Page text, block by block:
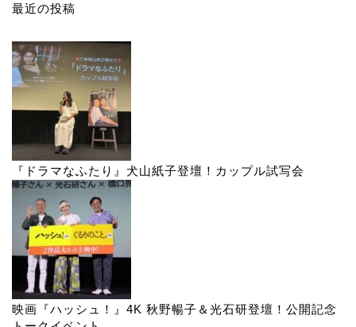
最近の投稿
『ドラマなふたり』犬山紙子登壇！カップル試写会
映画『ハッシュ！』4K 秋野暢子＆光石研登壇！公開記念